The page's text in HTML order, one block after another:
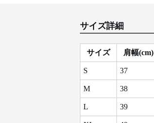
サイズ詳細
サイズ 肩幅(cm)
S 37
M 38
L 39